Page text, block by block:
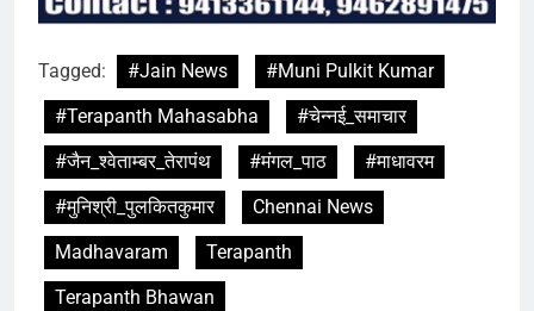
Tagged: #Jain News
#Muni Pulkit Kumar
#Terapanth Mahasabha
#चेन्नई_समाचार
#जैन_श्वेताम्बर_तेरापंथ
#मंगल_पाठ
#माधावरम
#मुनिश्री_पुलकितकुमार
Chennai News
Madhavaram
Terapanth
Terapanth Bhawan